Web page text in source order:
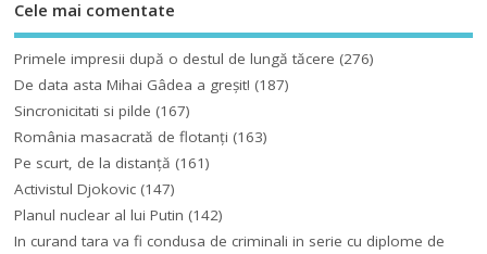
Cele mai comentate
Primele impresii după o destul de lungă tăcere (276)
De data asta Mihai Gâdea a greşit! (187)
Sincronicitati si pilde (167)
România masacrată de flotanţi (163)
Pe scurt, de la distanță (161)
Activistul Djokovic (147)
Planul nuclear al lui Putin (142)
In curand tara va fi condusa de criminali in serie cu diplome de